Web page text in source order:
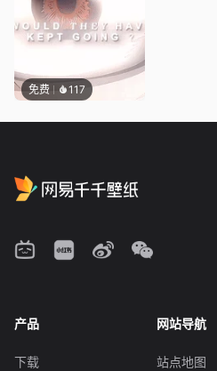
免费 117
产品
下载
网站导航
站点地图